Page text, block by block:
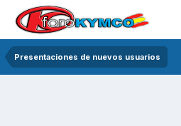
Presentaciones de nuevos usuarios